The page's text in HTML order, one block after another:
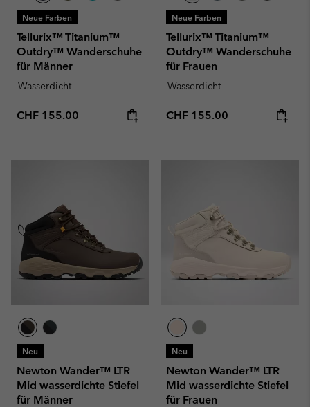
Neue Farben
Tellurix™ Titanium™
Outdry™ Wanderschuhe
für Männer
Wasserdicht
Regular price:
CHF 155.00
Neue Farben
Tellurix™ Titanium™
Outdry™ Wanderschuhe
für Frauen
Wasserdicht
Regular price:
CHF 155.00
Neu
Newton Wander™ LTR
Mid wasserdichte Stiefel
für Männer
Neu
Newton Wander™ LTR
Mid wasserdichte Stiefel
für Frauen